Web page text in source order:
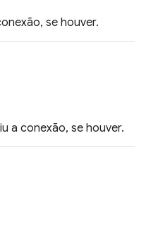
se houver.
a conexão, se houver.